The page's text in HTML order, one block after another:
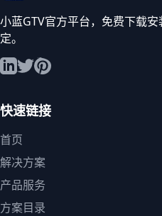
小蓝GTV官方平台，免费下载
定。
快速链接
首页
解决方案
产品服务
方案目录